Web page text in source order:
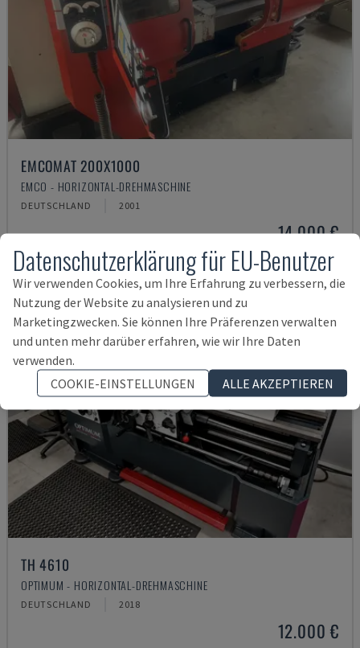
EMCOMAT 200X1000
EMCO - HORIZONTAL-DREHMASCHINE
DEUTSCHLAND 2001
14.000 €
TH 4610
OPTIMUM - HORIZONTAL-DREHMASCHINE
DEUTSCHLAND 2018
12.000 €
Datenschutzerklärung für EU-Benutzer
Wir verwenden Cookies, um Ihre Erfahrung zu verbessern, die
Nutzung der Website zu analysieren und zu
Marketingzwecken. Sie können Ihre Präferenzen verwalten
und unten mehr darüber erfahren, wie wir Ihre Daten
verwenden.
COOKIE-EINSTELLUNGEN
ALLE AKZEPTIEREN